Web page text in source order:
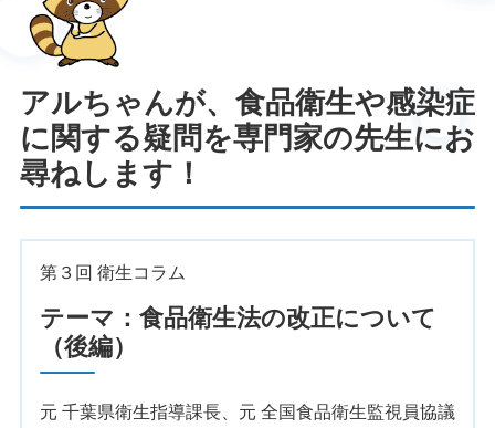
アルちゃんが、食品衛生や感染症
に関する疑問を専門家の先生にお
尋ねします！
第３回 衛生コラム
テーマ：食品衛生法の改正について
（後編）
元 千葉県衛生指導課長、元 全国食品衛生監視員協議